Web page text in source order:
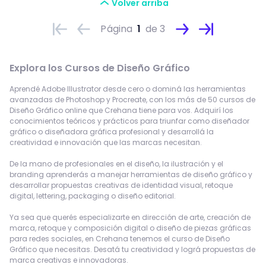
Volver arriba
Página 1 de 3
Explora los Cursos de Diseño Gráfico
Aprendé Adobe Illustrator desde cero o dominá las herramientas
avanzadas de Photoshop y Procreate, con los más de 50 cursos de
Diseño Gráfico online que Crehana tiene para vos. Adquirí los
conocimientos teóricos y prácticos para triunfar como diseñador
gráfico o diseñadora gráfica profesional y desarrollá la
creatividad e innovación que las marcas necesitan.
De la mano de profesionales en el diseño, la ilustración y el
branding aprenderás a manejar herramientas de diseño gráfico y
desarrollar propuestas creativas de identidad visual, retoque
digital, lettering, packaging o diseño editorial.
Ya sea que querés especializarte en dirección de arte, creación de
marca, retoque y composición digital o diseño de piezas gráficas
para redes sociales, en Crehana tenemos el curso de Diseño
Gráfico que necesitas. Desatá tu creatividad y lográ propuestas de
marca creativas e innovadoras.